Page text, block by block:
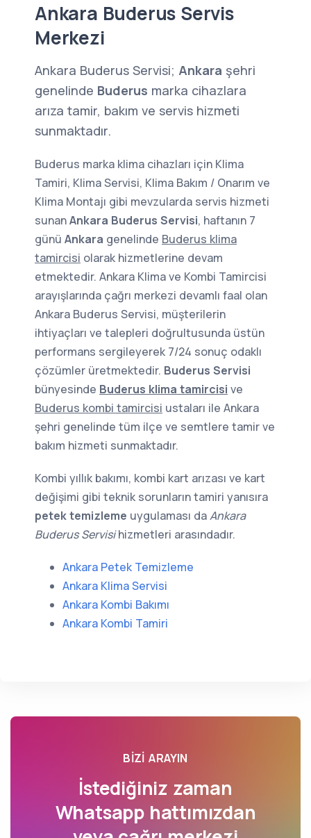
Ankara Buderus Servis
Merkezi
Ankara Buderus Servisi; Ankara şehri
genelinde Buderus marka cihazlara
arıza tamir, bakım ve servis hizmeti
sunmaktadır.
Buderus marka klima cihazları için Klima
Tamiri, Klima Servisi, Klima Bakım / Onarım ve
Klima Montajı gibi mevzularda servis hizmeti
sunanAnkara Buderus Servisi, haftanın 7
günü Ankara genelinde Buderus klima
tamircisi olarak hizmetlerine devam
etmektedir. Ankara Klima ve Kombi Tamircisi
arayışlarında çağrı merkezi devamlı faal olan
Ankara Buderus Servisi, müşterilerin
ihtiyaçları ve talepleri doğrultusunda üstün
performans sergileyerek 7/24 sonuç odaklı
çözümler üretmektedir. Buderus Servisi
bünyesinde Buderus klima tamircisi ve
Buderus kombi tamircisi ustaları ile Ankara
şehri genelinde tüm ilçe ve semtlere tamir ve
bakım hizmeti sunmaktadır.
Kombi yıllık bakımı, kombi kart arızası ve kart
değişimi gibi teknik sorunların tamiri yanısıra
petek temizleme uygulaması daAnkara
Buderus Servisihizmetleri arasındadır.
Ankara Petek Temizleme
Ankara Klima Servisi
Ankara Kombi Bakımı
Ankara Kombi Tamiri
BIZI ARAYIN
İstediğiniz zaman
Whatsapp hattımızdan